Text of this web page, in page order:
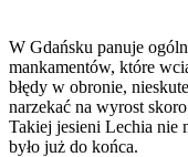
W Gdańsku panuje
mankamentów, które
błędy w obronie,
narzekać na wyrost
Takiej jesieni Lechia nie
było już do końca.